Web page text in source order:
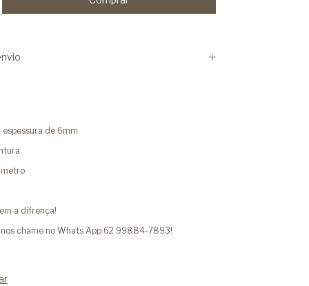
espessura de 6mm
a difrença!
chame no Whats App 62 99884-7893!